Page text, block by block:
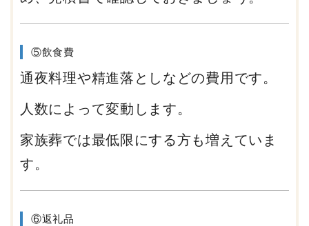
⑤飲食費
通夜料理や精進落としなどの費用です。
人数によって変動します。
家族葬では最低限にする方も増えていま
す。
⑥返礼品